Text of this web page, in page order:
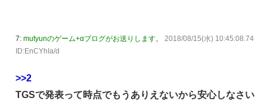
まくる「俺って面白いやろ？」みたいな寒い奴
連合のモルモット部隊の部隊長になりました 第45話
New!
7: mutyunのゲーム+αブログがお送りします。
2018/08/15(水) 10:45:08.74
ID:EnCYhIa/d
>>2
TGSで発表って時点でもうありえないから安心しなさい